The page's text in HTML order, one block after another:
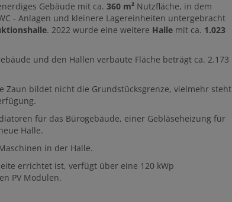
Gebäude mit ca. 360 m² Nutzfläche, in dem
- Anlagen und kleinere Lagereinheiten untergebracht
. 2022 wurde eine weitere Halle mit ca. 1.023
und den Hallen verbaute Fläche beträgt ca. 2.173
Zaun bildet nicht die Grundstücksgrenze, vielmehr steht
für das Bürogebäude, einer Gebläseheizung für
Halle.
in der Halle.
errichtet ist, verfügt über eine 120 kWp
PV Modulen.